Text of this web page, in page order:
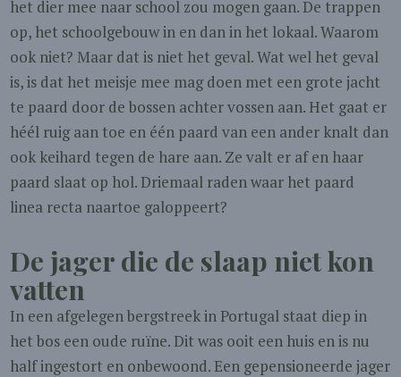
het dier mee naar school zou mogen gaan. De trappen
op, het schoolgebouw in en dan in het lokaal. Waarom
ook niet? Maar dat is niet het geval. Wat wel het geval
is, is dat het meisje mee mag doen met een grote jacht
te paard door de bossen achter vossen aan. Het gaat er
héél ruig aan toe en één paard van een ander knalt dan
ook keihard tegen de hare aan. Ze valt er af en haar
paard slaat op hol. Driemaal raden waar het paard
linea recta naartoe galoppeert?
De jager die de slaap niet kon
vatten
In een afgelegen bergstreek in Portugal staat diep in
het bos een oude ruïne. Dit was ooit een huis en is nu
half ingestort en onbewoond. Een gepensioneerde jager